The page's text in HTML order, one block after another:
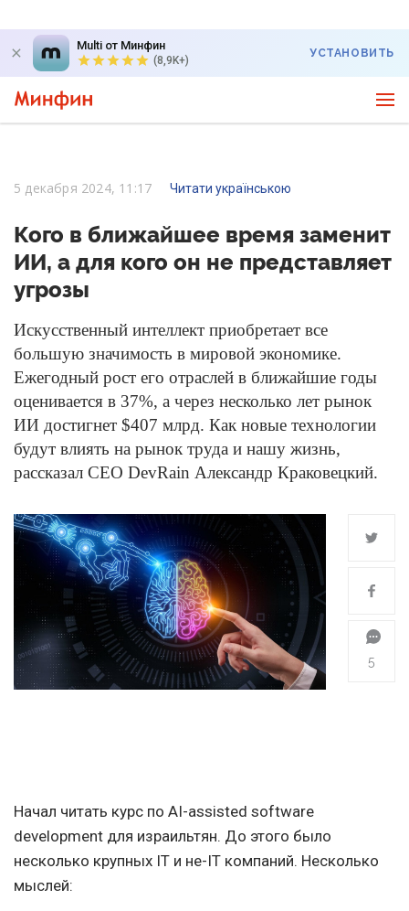
Multi от Минфин
(8,9K+)
УСТАНОВИТЬ
5 декабря 2024, 11:17 Читати українською
Кого в ближайшее время заменит
ИИ, а для кого он не представляет
угрозы
Искусственный интеллект приобретает все
большую значимость в мировой экономике.
Ежегодный рост его отраслей в ближайшие годы
оценивается в 37%, а через несколько лет рынок
ИИ достигнет $407 млрд. Как новые технологии
будут влиять на рынок труда и нашу жизнь,
рассказал CEO DevRain Александр Краковецкий.
5
Начал читать курс по AI-assisted software
development для израильтян. До этого было
несколько крупных IТ и не-IТ компаний. Несколько
мыслей: